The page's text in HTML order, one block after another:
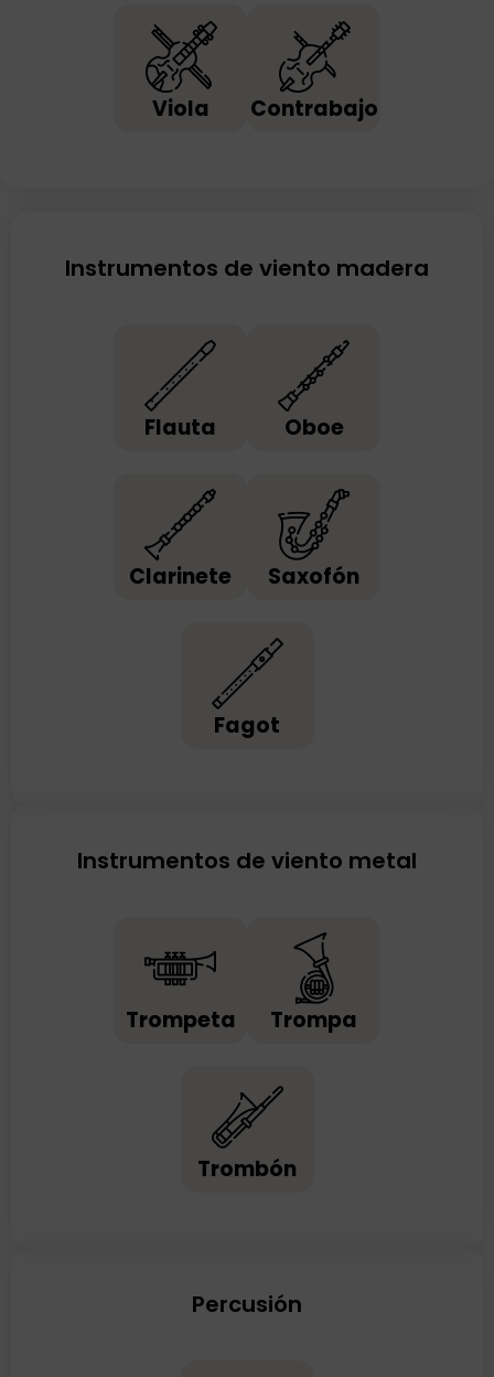
Viola Contrabajo
Instrumentos de viento madera
Flauta Oboe
Clarinete Saxofón
Fagot
Instrumentos de viento metal
Trompeta Trompa
Trombón
Percusión